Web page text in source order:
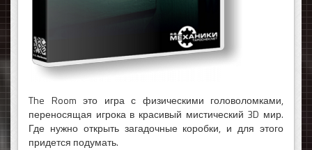
The Room это игра с физическими головоломками,
переносящая игрока в красивый мистический 3D мир.
Где нужно открыть загадочные коробки, и для этого
придется подумать.